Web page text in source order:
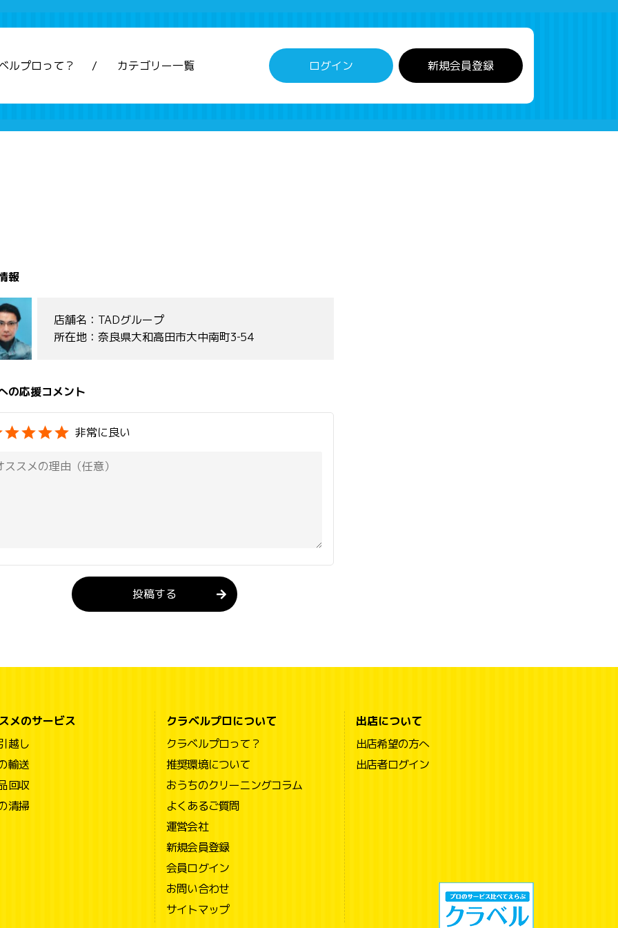
ルプロって？ カテゴリー一覧 ログイン 新規会員登録
報
店舗名：TADグループ
所在地：奈良県大和高田市大中南町3‐54
の応援コメント
非常に良い
投稿する
メのサービス
越し
輸送
回収
清掃
クラベルプロについて
クラベルプロって？
推奨環境について
おうちのクリーニングコラム
よくあるご質問
運営会社
新規会員登録
会員ログイン
お問い合わせ
サイトマップ
出店について
出店希望の方へ
出店者ログイン